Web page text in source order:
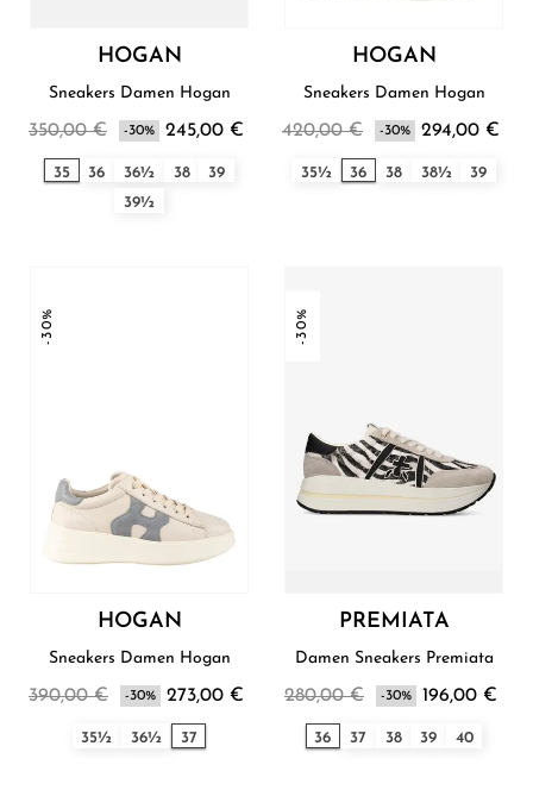
HOGAN
Sneakers Damen Hogan
350,00 € -30% 245,00 €
35 36 36½ 38
39
39½
HOGAN
Sneakers Damen Hogan
420,00 € -30% 294,00 €
35½ 36 38 38½ 39
-30%
HOGAN
Sneakers Damen Hogan
390,00 € -30% 273,00 €
35½ 36½ 37
-30%
PREMIATA
Damen Sneakers Premiata
280,00 € -30% 196,00 €
36 37 38 39 40